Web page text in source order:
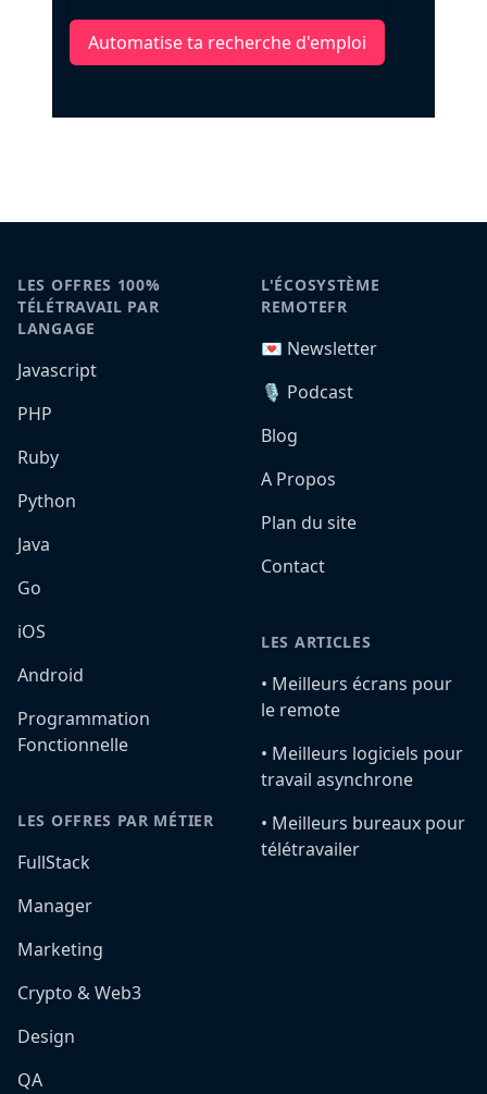
Automatise ta recherche d'emploi
LES OFFRES 100%
TÉLÉTRAVAIL PAR
LANGAGE
Javascript
PHP
Ruby
Python
Java
Go
iOS
Android
Programmation
Fonctionnelle
LES OFFRES PAR MÉTIER
FullStack
Manager
Marketing
Crypto & Web3
Design
QA
L'ÉCOSYSTÈME
REMOTEFR
💌 Newsletter
🎙️ Podcast
Blog
A Propos
Plan du site
Contact
LES ARTICLES
•️ Meilleurs écrans pour
le remote
•️ Meilleurs logiciels pour
travail asynchrone
•️ Meilleurs bureaux pour
télétravailer